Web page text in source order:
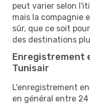
peut varier selon
mais la compagnie
sûr, que ce soit
des destinations
Enregistrement
Tunisair
L'enregistrement
en général entre